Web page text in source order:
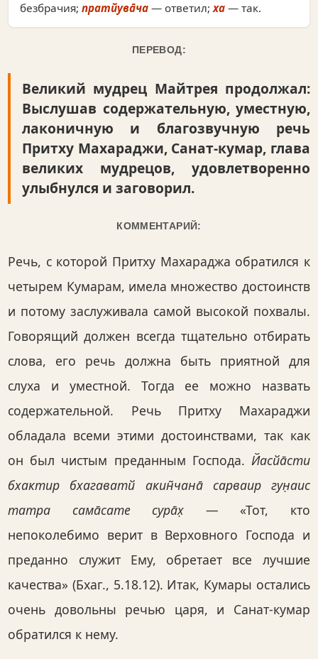
безбрачия;пратйува̄ча — ответил;ха — так.
ПЕРЕВОД:
Великий мудрец Майтрея продолжал:
Выслушав содержательную, уместную,
лаконичную и благозвучную речь
Притху Махараджи, Санат-кумар, глава
великих мудрецов, удовлетворенно
улыбнулся и заговорил.
КОММЕНТАРИЙ:
Речь, с которой Притху Махараджа обратился к
четырем Кумарам, имела множество достоинств
и потому заслуживала самой высокой похвалы.
Говорящий должен всегда тщательно отбирать
слова, его речь должна быть приятной для
слуха и уместной. Тогда ее можно назвать
содержательной. Речь Притху Махараджи
обладала всеми этими достоинствами, так как
он был чистым преданным Господа. Йасйа̄сти
бхактир бхагаватй акин̃чана̄ сарваир гун̣аис
татра сама̄сате сура̄х̣ — «Тот, кто
непоколебимо верит в Верховного Господа и
преданно служит Ему, обретает все лучшие
качества» (Бхаг., 5.18.12). Итак, Кумары остались
очень довольны речью царя, и Санат-кумар
обратился к нему.